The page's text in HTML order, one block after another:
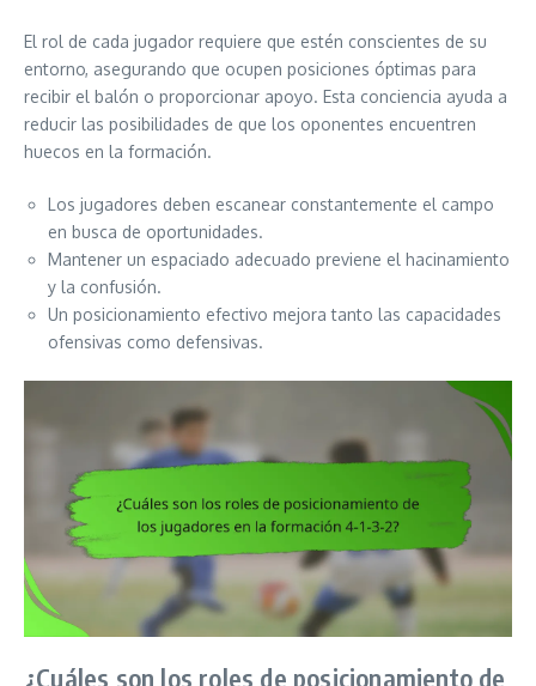
El rol de cada jugador requiere que estén conscientes de su
entorno, asegurando que ocupen posiciones óptimas para
recibir el balón o proporcionar apoyo. Esta conciencia ayuda a
reducir las posibilidades de que los oponentes encuentren
huecos en la formación.
Los jugadores deben escanear constantemente el campo
en busca de oportunidades.
Mantener un espaciado adecuado previene el hacinamiento
y la confusión.
Un posicionamiento efectivo mejora tanto las capacidades
ofensivas como defensivas.
¿Cuáles son los roles de posicionamiento de